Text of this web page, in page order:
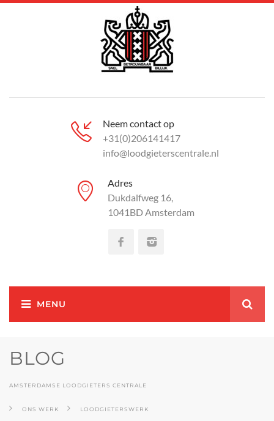
Neem contact op
+31(0)206141417
info@loodgieterscentrale.nl
Adres
Dukdalfweg 16,
1041BD Amsterdam
BLOG
AMSTERDAMSE LOODGIETERS CENTRALE
ONS WERK LOODGIETERSWERK